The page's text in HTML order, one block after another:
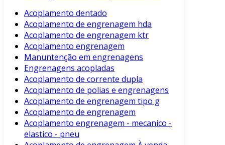
Acoplamento dentado
Acoplamento de engrenagem hda
Acoplamento de engrenagem ktr
Acoplamento engrenagem
Manuntenção em engrenagens
Engrenagens acopladas
Acoplamento de corrente dupla
Acoplamento de polias e engrenagens
Acoplamento de engrenagem tipo g
Acoplamento de engrenagem
Acoplamento engrenagem - mecanico -
elastico - pneu